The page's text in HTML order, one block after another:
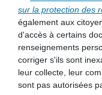
Inventaire des
Contrats et
Carrière
Avantages d’une
Faites partie de
sur la protection des
également aux
d'accès à certains
renseignements
corriger s'ils sont
leur collecte, leur
sont pas autorisées